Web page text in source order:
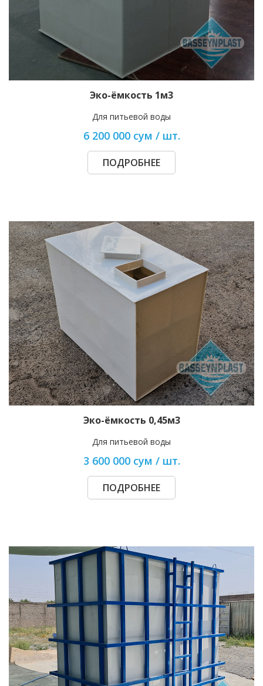
Эко-ёмкость 1м3
Для питьевой воды
6 200 000 сум / шт.
ПОДРОБНЕЕ
Эко-ёмкость 0,45м3
Для питьевой воды
3 600 000 сум / шт.
ПОДРОБНЕЕ